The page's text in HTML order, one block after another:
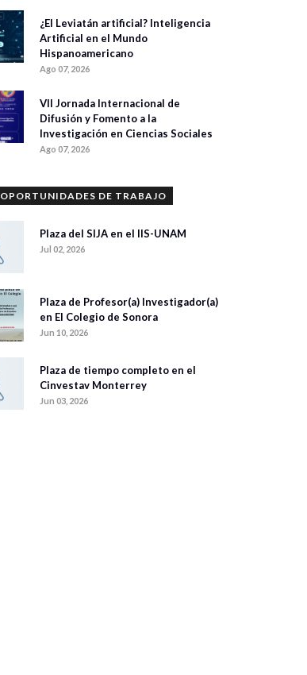
¿El Leviatán artificial? Inteligencia
Artificial en el Mundo
Hispanoamericano
Ago 07, 2026
VII Jornada Internacional de
Difusión y Fomento a la
Investigación en Ciencias Sociales
Ago 07, 2026
OPORTUNIDADES DE TRABAJO
Plaza del SIJA en el IIS-UNAM
Jul 02, 2026
Plaza de Profesor(a) Investigador(a)
en El Colegio de Sonora
Jun 10, 2026
Plaza de tiempo completo en el
Cinvestav Monterrey
Jun 03, 2026